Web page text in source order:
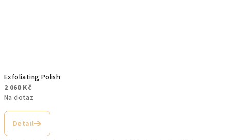
Exfoliating Polish
2 060 Kč
Na dotaz
Detail